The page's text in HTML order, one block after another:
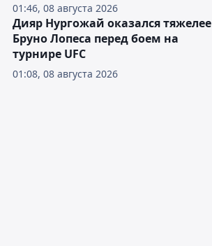
01:46, 08 августа 2026
01:08, 08 августа 2026
Дияр Нургожай оказался тяжелее
Бруно Лопеса перед боем на
турнире UFC